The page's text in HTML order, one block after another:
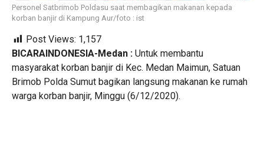
Personel Satbrimob Poldasu saat membagikan makanan kepada
korban banjir di Kampung Aur/foto : ist
Post Views: 1,157
BICARAINDONESIA-Medan : Untuk membantu
masyarakat korban banjir di Kec. Medan Maimun, Satuan
Brimob Polda Sumut bagikan langsung makanan ke rumah
warga korban banjir, Minggu (6/12/2020).